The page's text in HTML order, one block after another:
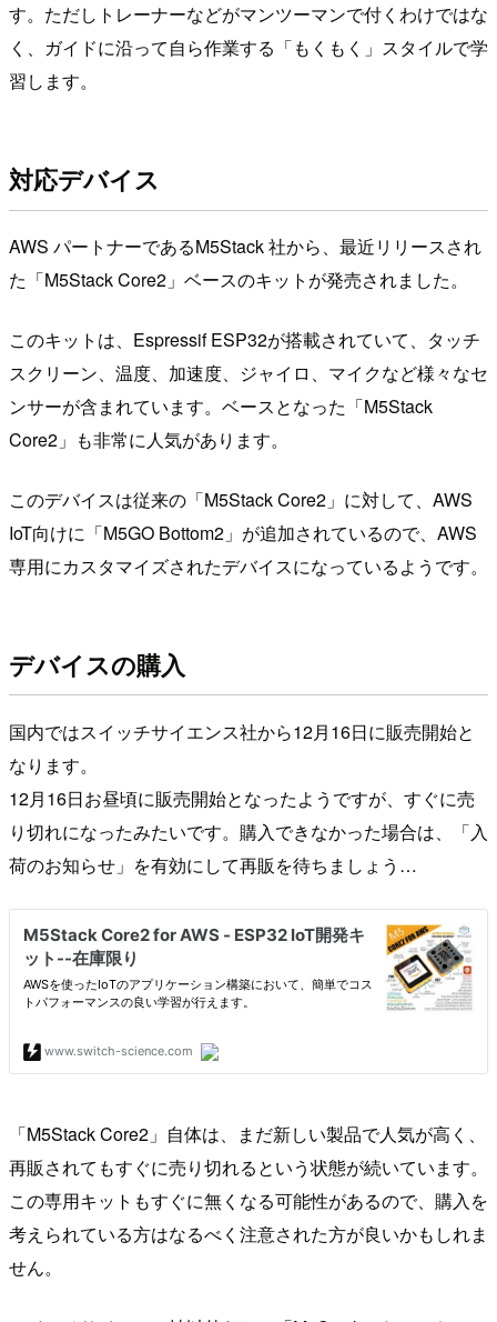
す。ただしトレーナーなどがマンツーマンで付くわけではな
く、ガイドに沿って自ら作業する「もくもく」スタイルで学
習します。
対応デバイス
AWS パートナーであるM5Stack 社から、最近リリースされ
た「M5Stack Core2」ベースのキットが発売されました。
このキットは、Espressif ESP32が搭載されていて、タッチ
スクリーン、温度、加速度、ジャイロ、マイクなど様々なセ
ンサーが含まれています。ベースとなった「M5Stack
Core2」も非常に人気があります。
このデバイスは従来の「M5Stack Core2」に対して、AWS
IoT向けに「M5GO Bottom2」が追加されているので、AWS
専用にカスタマイズされたデバイスになっているようです。
デバイスの購入
国内ではスイッチサイエンス社から12月16日に販売開始と
なります。
12月16日お昼頃に販売開始となったようですが、すぐに売
り切れになったみたいです。購入できなかった場合は、「入
荷のお知らせ」を有効にして再販を待ちましょう…
「M5Stack Core2」自体は、まだ新しい製品で人気が高く、
再販されてもすぐに売り切れるという状態が続いています。
この専用キットもすぐに無くなる可能性があるので、購入を
考えられている方はなるべく注意された方が良いかもしれま
せん。